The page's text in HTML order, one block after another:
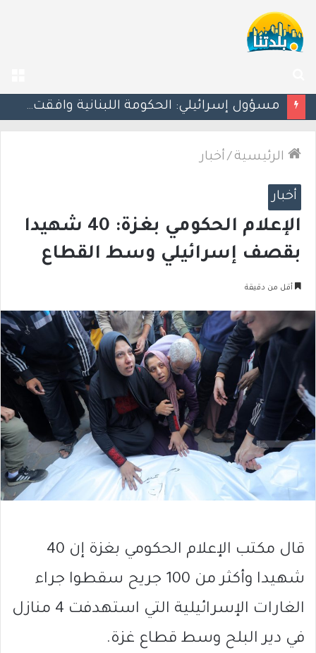
عن
بزشكيان يلوّح بالاستقالة للضغط نحو اتفاق مع واشنطن
الرئيسية / أخبار
أخبار
الإعلام الحكومي بغزة: 40 شهيدا
بقصف إسرائيلي وسط القطاع
أقل من دقيقة
قال مكتب الإعلام الحكومي بغزة إن 40
شهيدا وأكثر من 100 جريح سقطوا جراء
الغارات الإسرائيلية التي استهدفت 4 منازل
في دير البلح وسط قطاع غزة.